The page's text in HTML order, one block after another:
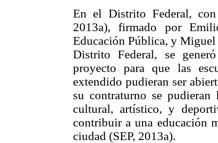
En el Distrito Federal,
2013a), firmado por
Educación Pública, y
Distrito Federal, se
proyecto para que las
extendido pudieran ser
su contraturno se pudieran
cultural, artístico, y
contribuir a una educación
ciudad (SEP, 2013a).